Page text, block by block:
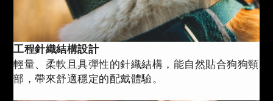
工程針織結構設計
輕量、柔軟且具彈性的針織結構，能自然貼合狗狗頸
部，帶來舒適穩定的配戴體驗。